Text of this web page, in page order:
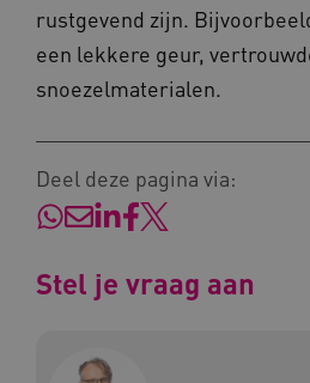
rustgevend zijn.
een lekkere geur,
snoezelmaterialen.
Deel deze pagina via:
Stel je vraag aan
BCSessionID
Google Privacy